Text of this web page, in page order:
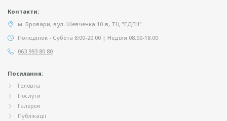
Контакти:
м. Бровари, вул. Шевченка 10-в, ТЦ "ЕДЕН"
Понеділок - Субота 8:00-20.00 | Неділя 08.00-18.00
063 993 80 80
Посилання:
Головна
Послуги
Галерея
Публікації